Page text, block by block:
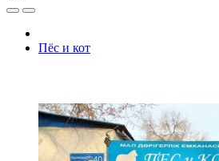
Пёс и кот